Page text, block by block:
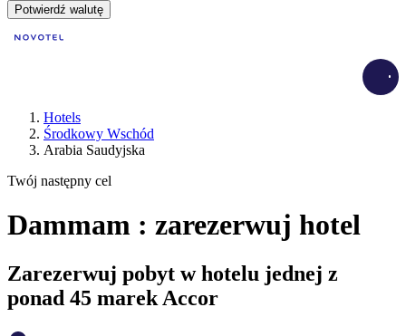
Potwierdź walutę
Hotels
Środkowy Wschód
Arabia Saudyjska
Twój następny cel
Dammam : zarezerwuj hotel
Zarezerwuj pobyt w hotelu jednej z
ponad 45 marek Accor